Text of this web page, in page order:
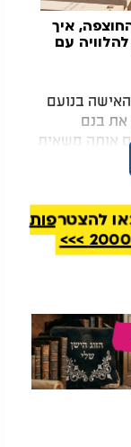
איך
עם
בנועם
את בנם
אותה משאית
באוהלה
אולי הסיבה
של
לכל מקרה
שנשא, על
רב - כל
תורה.
להצטרפות